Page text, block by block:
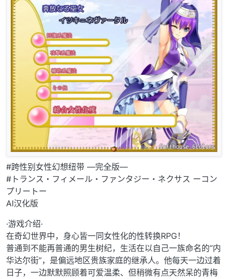
#跨性别女性幻想纽带 —完全版—
#トランス・フィメール・ファンタジー・ネクサス ーコン
プリートー
AI汉化版
·游戏介绍·
在奇幻世界中，身心皆一同女性化的性转换RPG！
普通到不能再普通的男生树纪，生活在以自己一族命名的“内
华达尔街”，是偏远地区贵族家庭的继承人。他每天一边过着
日子，一边默默照顾着可爱温柔、但稍微有点天然呆的青梅